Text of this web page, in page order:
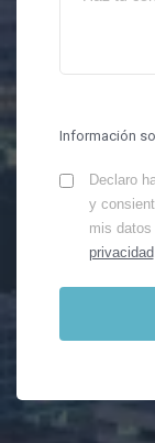
Información
Declaro
y
mis datos
privacidad